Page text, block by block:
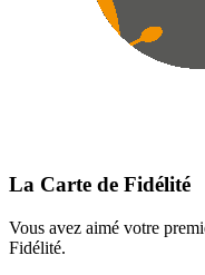
La Carte de Fidélité
Vous avez aimé votre
Fidélité.